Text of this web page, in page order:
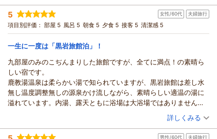
心よりお待ちしております。
（返信日：2026/06/10）
宿泊時期： 2026年05月宿泊 (一人旅)
投稿者： ＧＥＭさん
宿泊プラン： 【じゃらんのお得な10日間】【くつろぎの基本プラン】とろけ
る信州牛と里山の恵みを堪能
和室 朝・夕
宿泊価格帯： 21,001～22,000円(大人一人あたり/税込)
鹿教湯温泉 くつろぎの宿 黒岩旅館からの返信
GEM様
この度は、ご利用いただき、誠にありがとうございます。
お食事を一品一品丁寧に味わってお召し上がりいただけたご様
子が伝わり、とても嬉しく拝見いたしました。
出汁もお口に合いましたようで、大変励みになります。
お部屋や温泉でもゆっくりお過ごしいただけたようで安心いた
しました。
5 女性/60代 夫婦旅行
項目別評価： 部屋 5 風呂 5 朝食 5 夕食 5 接客 5 清潔感 5
一生に一度は「黒岩旅館泊」！
九部屋のみのこぢんまりした旅館ですが、全てに満点！の素晴ら
しい宿です。
鹿教湯温泉は柔らかい湯で知られていますが、黒岩旅館は差し水
無し温度調整無しの源泉かけ流しながら、素晴らしい適温の湯に
溢れています。内湯、露天ともに浴場は大浴場ではありません
入れ替え制で、片湯には檜風呂、ワイン樽風呂もあり楽しめま
す。
（投稿日：2026/04/27）
宿泊時期： 2026年04月宿泊 (夫婦旅行)
詳しくみる
男性/60代 夫婦旅行